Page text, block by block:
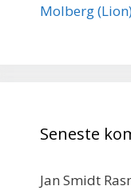
Molberg
Seneste
Jan Smidt